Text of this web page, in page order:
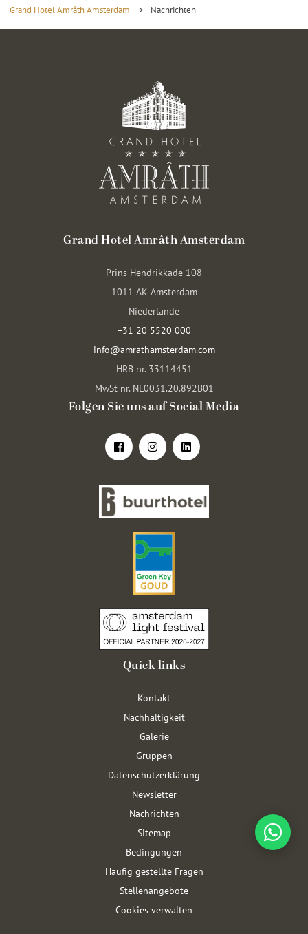
Grand Hotel Amrâth Amsterdam > Nachrichten
Grand Hotel Amrâth Amsterdam
Prins Hendrikkade 108
1011 AK Amsterdam
Niederlande
+31 20 5520 000
info@amrathamsterdam.com
HRB nr. 33114451
MwSt nr. NL0031.20.892B01
Folgen Sie uns auf Social Media
Quick links
Kontakt
Nachhaltigkeit
Galerie
Gruppen
Datenschutzerklärung
Newsletter
Nachrichten
Sitemap
Bedingungen
Häufig gestellte Fragen
Stellenangebote
Cookies verwalten